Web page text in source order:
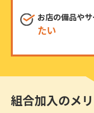
お店の備品や
たい
組合加入のメ